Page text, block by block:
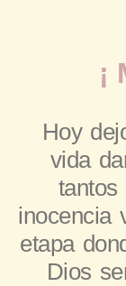
¡
Hoy
vida
inocencia
etapa
Dios